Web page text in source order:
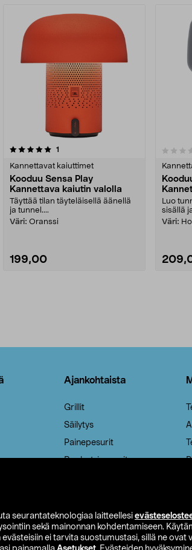
seurantateknologiaa laitteellesi
sekä mainonnan kohdentamiseen.
ei tarvita suostumustasi, sillä ne ovat
1
Kannettavat kaiuttimet
Kooduu Sensa Play
Kannettava kaiutin valolla
Täyttää tilan täyteläisellä äänellä
ja tunnel....
Väri: Oranssi
199,00
0.0 viidestä
Luo
sisällä
Väri:
Ajankohtaista
Grillit
Säilytys
Painepesurit
Ruohotrimmerit